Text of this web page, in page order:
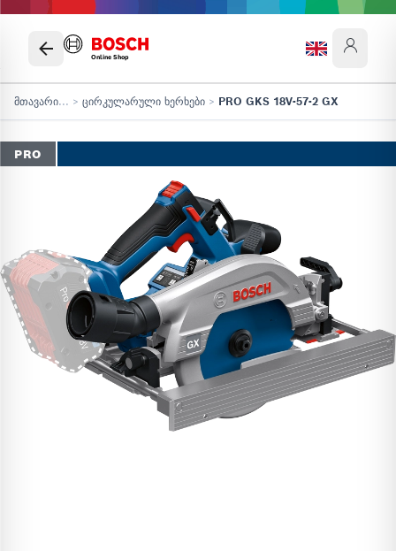
Online Shop
მთავარი... > ცირკულარული ხერხები > PRO GKS 18V-57-2 GX
PRO